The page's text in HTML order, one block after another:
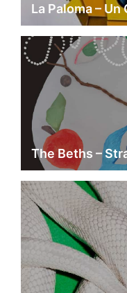
La Paloma –
The Beths –